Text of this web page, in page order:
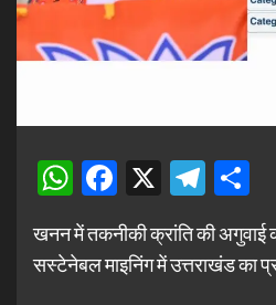
WhatsApp
Facebook
X
खनन में तकनीकी क्रांति की अगुवाई
सस्टेनेबल माइनिंग में उत्तराखंड का